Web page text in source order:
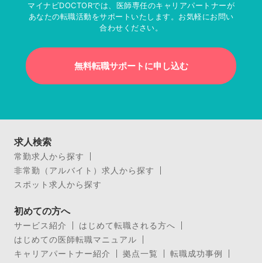
マイナビDOCTORでは、医師専任のキャリアパートナーが
あなたの転職活動をサポートいたします。お気軽にお問い
合わせください。
無料転職サポートに申し込む
求人検索
常勤求人から探す
非常勤（アルバイト）求人から探す
スポット求人から探す
初めての方へ
サービス紹介
はじめて転職される方へ
はじめての医師転職マニュアル
キャリアパートナー紹介
拠点一覧
転職成功事例